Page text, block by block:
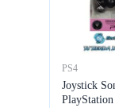
PS4
Joystick